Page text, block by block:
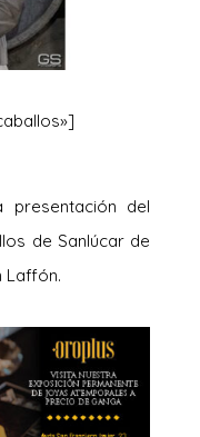
presentación del
de Sanlúcar de
Laffón.